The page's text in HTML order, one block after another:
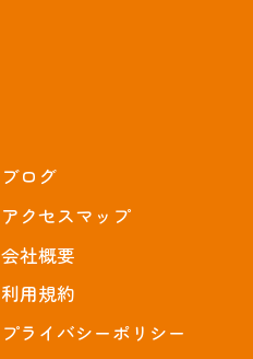
ブログ
アクセスマップ
会社概要
利用規約
プライバシーポリシー